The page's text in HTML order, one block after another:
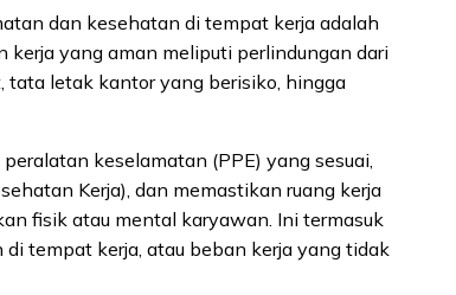
dan kesehatan di tempat kerja adalah
yang aman meliputi perlindungan dari
letak kantor yang berisiko, hingga
keselamatan (PPE) yang sesuai,
Kerja), dan memastikan ruang kerja
fisik atau mental karyawan. Ini termasuk
tempat kerja, atau beban kerja yang tidak